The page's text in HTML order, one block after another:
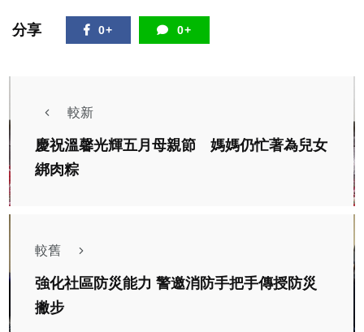
分享 0+ 0+
較新
慶祝溫馨光輝五月母親節 媽媽仍忙著為兒女
綁肉粽
較舊
強化社區防災能力 警邀消防手把手傳授防災
撇步